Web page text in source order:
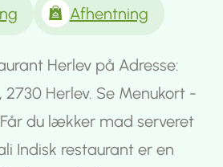
Afhentning
Herlev på Adresse:
2730 Herlev. Se Menukort -
du lækker mad serveret
Indisk restaurant er en